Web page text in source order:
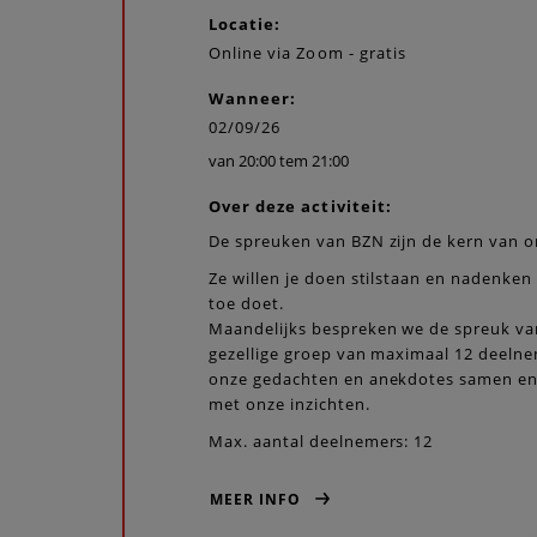
Locatie:
Online via Zoom - gratis
Wanneer:
02/09/26
van 20:00 tem 21:00
Over deze activiteit:
De spreuken van BZN zijn de kern van
Ze willen je doen stilstaan en
toe doet.
Maandelijks bespreken we de spreuk
gezellige groep van maximaal 12
onze gedachten en anekdotes samen
met onze inzichten.
Max. aantal deelnemers: 12
MEER INFO